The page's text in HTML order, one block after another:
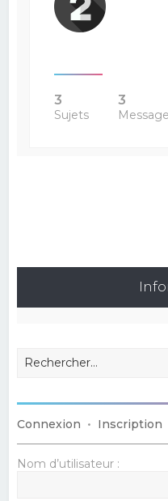
3
Sujets
3
Connexion • Inscription
Nom d’utilisateur :